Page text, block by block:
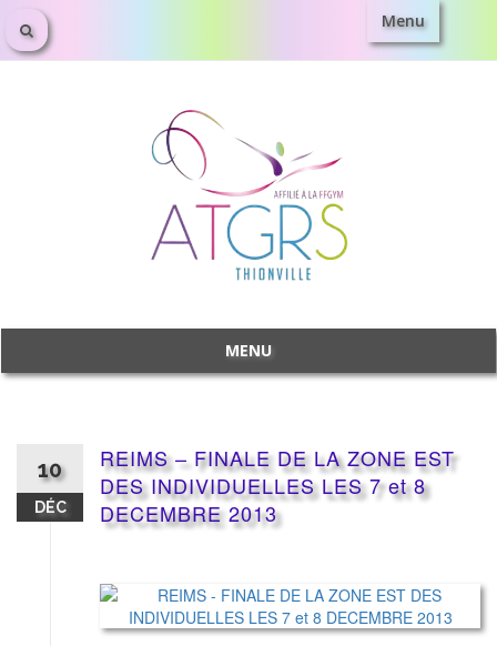
Menu
Aller
MENU
Aller
10
DÉC
REIMS – FINALE DE LA ZONE EST
DES INDIVIDUELLES LES 7 et 8
DECEMBRE 2013